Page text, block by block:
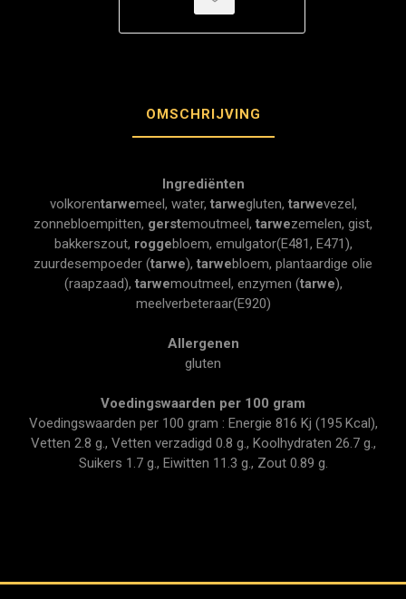
OMSCHRIJVING
Ingrediënten
volkorentarwemeel, water, tarwegluten, tarwevezel,
zonnebloempitten, gerstemoutmeel, tarwezemelen, gist,
bakkerszout, roggebloem, emulgator(E481, E471),
zuurdesempoeder (tarwe), tarwebloem, plantaardige olie
(raapzaad), tarwemoutmeel, enzymen (tarwe),
meelverbeteraar(E920)
Allergenen
gluten
Voedingswaarden per 100 gram
Voedingswaarden per 100 gram : Energie 816 Kj (195 Kcal),
Vetten 2.8 g., Vetten verzadigd 0.8 g., Koolhydraten 26.7 g.,
Suikers 1.7 g., Eiwitten 11.3 g., Zout 0.89 g.